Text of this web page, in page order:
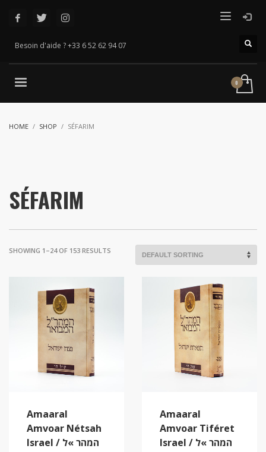
Besoin d'aide ? +33 6 52 62 94 07
HOME SHOP SÉFARIM
SÉFARIM
SHOWING 1–24 OF 153 RESULTS
Amaaral
Amvoar Nétsah
Israel / המהר »ל
Amaaral
Amvoar Tiféret
Israel / המהר »ל